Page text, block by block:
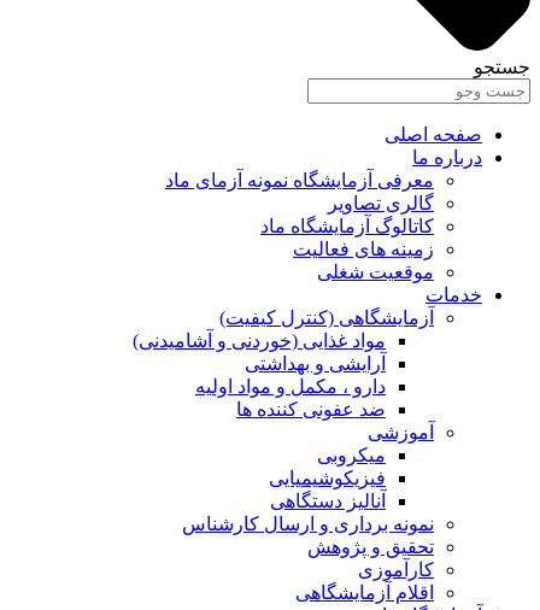
جستجو
صفحه اصلی
درباره ما
معرفی آزمایشگاه نمونه آزمای ماد
گالری تصاویر
کاتالوگ آزمایشگاه ماد
زمینه های فعالیت
موقعیت شغلی
خدمات
آزمایشگاهی (کنترل کیفیت)
مواد غذایی (خوردنی و آشامیدنی)
آرایشی و بهداشتی
دارو ، مکمل و مواد اولیه
ضد عفونی کننده ها
آموزشی
میکروبی
فیزیکوشیمیایی
آنالیز دستگاهی
نمونه برداری و ارسال کارشناس
تحقیق و پژوهش
کارآموزی
اقلام آزمایشگاهی